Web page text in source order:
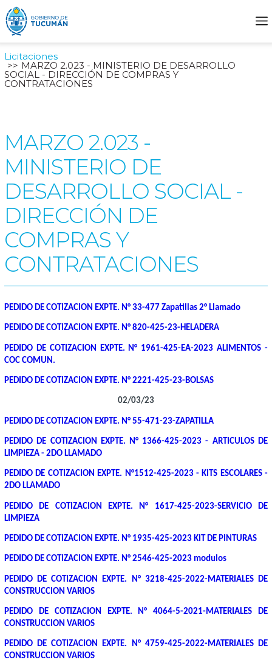
Licitaciones
MARZO 2.023 - MINISTERIO DE DESARROLLO
SOCIAL - DIRECCIÓN DE COMPRAS Y
CONTRATACIONES
MARZO 2.023 -
MINISTERIO DE
DESARROLLO SOCIAL -
DIRECCIÓN DE
COMPRAS Y
CONTRATACIONES
PEDIDO DE COTIZACION EXPTE. N° 33-477 Zapatillas 2° Llamado
PEDIDO DE COTIZACION EXPTE. N° 820-425-23-HELADERA
PEDIDO DE COTIZACION EXPTE. N° 1961-425-EA-2023 ALIMENTOS -
COC COMUN.
PEDIDO DE COTIZACION EXPTE. N° 2221-425-23-BOLSAS
02/03/23
PEDIDO DE COTIZACION EXPTE. N° 55-471-23-ZAPATILLA
PEDIDO DE COTIZACION EXPTE. N° 1366-425-2023 - ARTICULOS DE
LIMPIEZA - 2DO LLAMADO
PEDIDO DE COTIZACION EXPTE. N°1512-425-2023 - KITS ESCOLARES -
2DO LLAMADO
PEDIDO DE COTIZACION EXPTE. N° 1617-425-2023-SERVICIO DE
LIMPIEZA
PEDIDO DE COTIZACION EXPTE. N° 1935-425-2023 KIT DE PINTURAS
PEDIDO DE COTIZACION EXPTE. N° 2546-425-2023 modulos
PEDIDO DE COTIZACION EXPTE. N° 3218-425-2022-MATERIALES DE
CONSTRUCCION VARIOS
PEDIDO DE COTIZACION EXPTE. N° 4064-5-2021-MATERIALES DE
CONSTRUCCION VARIOS
PEDIDO DE COTIZACION EXPTE. N° 4759-425-2022-MATERIALES DE
CONSTRUCCION VARIOS